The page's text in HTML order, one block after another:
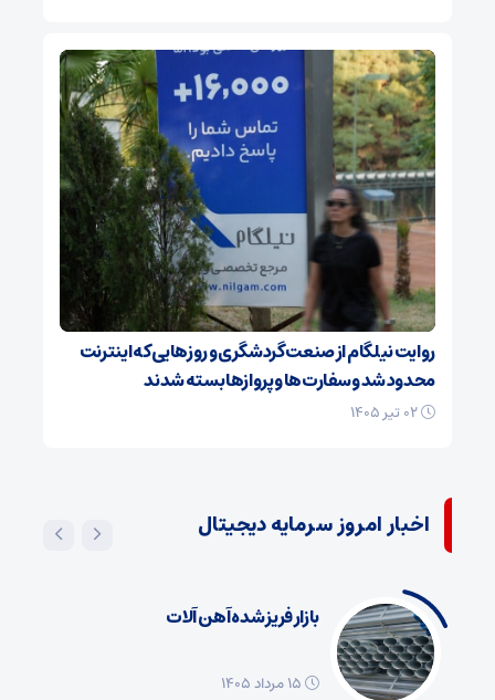
روایت نیلگام از صنعت گردشگری و روزهایی که اینترنت
محدود شد و سفارت‌ها و پروازها بسته شدند
اخبار امروز سرمایه دیجیتال
بازار فریز شده آهن آلات